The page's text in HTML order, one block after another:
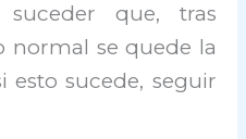
suceder que, tras
normal se quede la
esto sucede, seguir